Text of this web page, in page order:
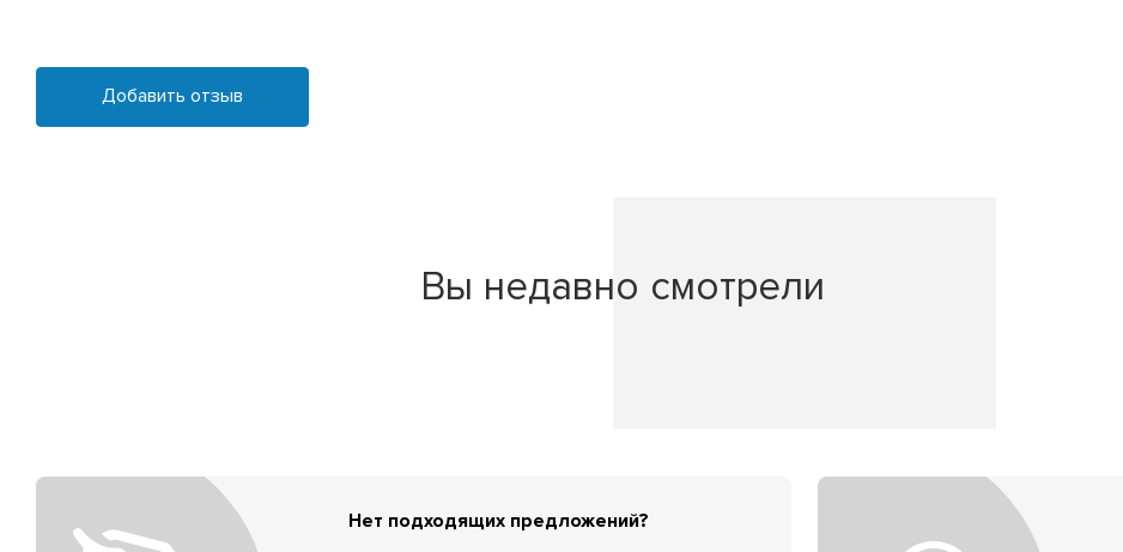
Добавить отзыв
Вы недавно смотрели
Нет подходящих предложений?